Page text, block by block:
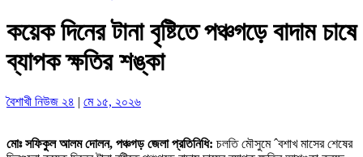
কয়েক দিনের টানা বৃষ্টিতে পঞ্চগড়ে বাদাম চাষে
ব্যাপক ক্ষতির শঙ্কা
বৈশাখী নিউজ ২৪ | মে ১৫, ২০২৬
মোঃ সফিকুল আলম দোলন, পঞ্চগড় জেলা প্রতিনিধি: চলতি মৌসুমে ˆবশাখ মাসের শেষের